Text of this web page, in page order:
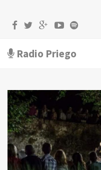
Radio Priego